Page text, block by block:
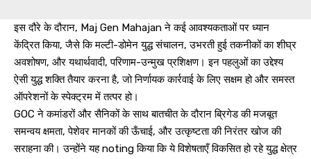
इस दौरे के दौरान, Maj Gen Mahajan ने कई आवश्यकताओं पर ध्यान
केंद्रित किया, जैसे कि मल्टी-डोमेन युद्ध संचालन, उभरती हुई तकनीकों का शीघ्र
अवशोषण, और यथार्थवादी, परिणाम-उन्मुख प्रशिक्षण। इन पहलुओं का उद्देश्य
ऐसी युद्ध शक्ति तैयार करना है, जो निर्णायक कार्रवाई के लिए सक्षम हो और समस्त
ऑपरेशनों के स्पेक्ट्रम में तत्पर हो।
GOC ने कमांडरों और सैनिकों के साथ बातचीत के दौरान ब्रिगेड की मजबूत
समन्वय क्षमता, पेशेवर मानकों की ऊँचाई, और उत्कृष्टता की निरंतर खोज की
सराहना की। उन्होंने यह noting किया कि ये विशेषताएँ विकसित हो रहे युद्ध क्षेत्र